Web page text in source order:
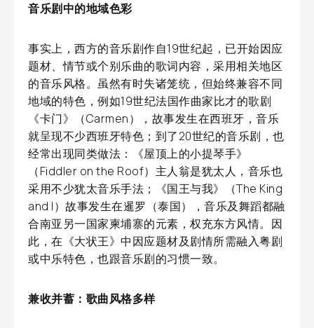
音乐剧中的地域色彩
事实上，西方的音乐剧作自19世纪起，已开始因应
题材、情节或个别乐曲的歌词内容，采用相关地区
的音乐风格。虽然有时失诸笼统，但始终兼容不同
地域的特色，例如19世纪法国作曲家比才的歌剧
《卡门》（Carmen），故事发生在西班牙，音乐
就呈现不少西班牙特色；到了20世纪的音乐剧，也
经常出现同类做法：《屋顶上的小提琴手》
（Fiddler on the Roof）主人翁是犹太人，音乐也
采用不少犹太音乐手法；《国王与我》（The King
and I）故事发生在暹罗（泰国），音乐及舞蹈都融
合南亚另一国家柬埔寨的元素，权充东方风情。因
此，在《大状王》中因应题材及剧情所需融入粤剧
或中乐特色，也跟音乐剧的习惯一致。
兼收并蓄：歌曲风格多样